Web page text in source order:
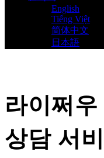
English
Tiếng Việt
简体中文
日本語
라이쩌우
상담 서